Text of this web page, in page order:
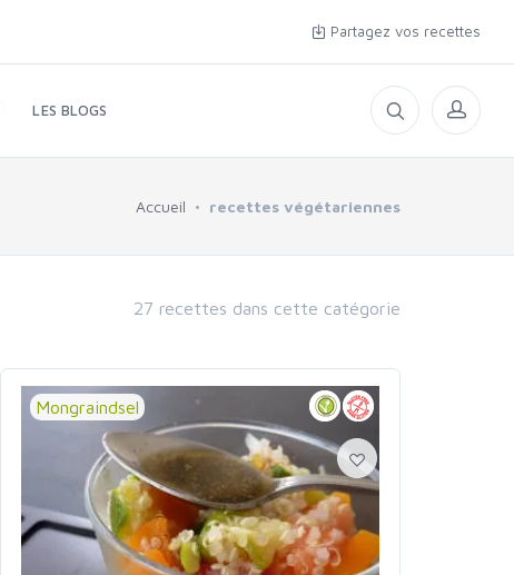
Partagez vos recettes
LES BLOGS
Accueil recettes végétariennes
27 recettes dans cette catégorie
Mongraindsel